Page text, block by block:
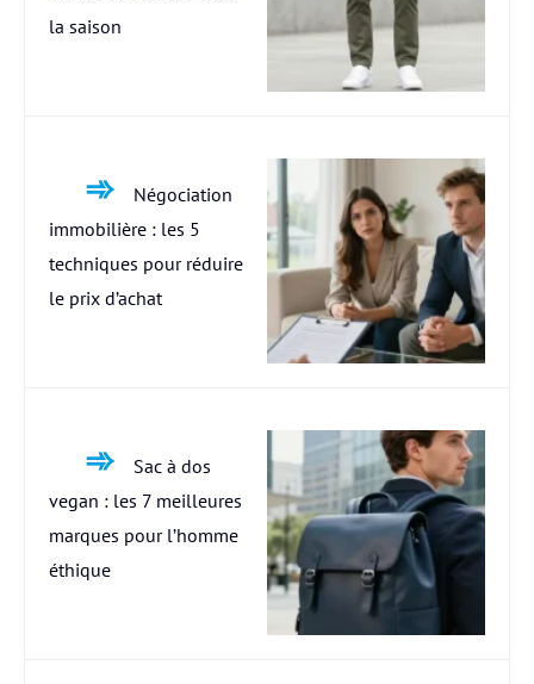
la saison
Négociation
immobilière : les 5
techniques pour réduire
le prix d’achat
Sac à dos
vegan : les 7 meilleures
marques pour l’homme
éthique